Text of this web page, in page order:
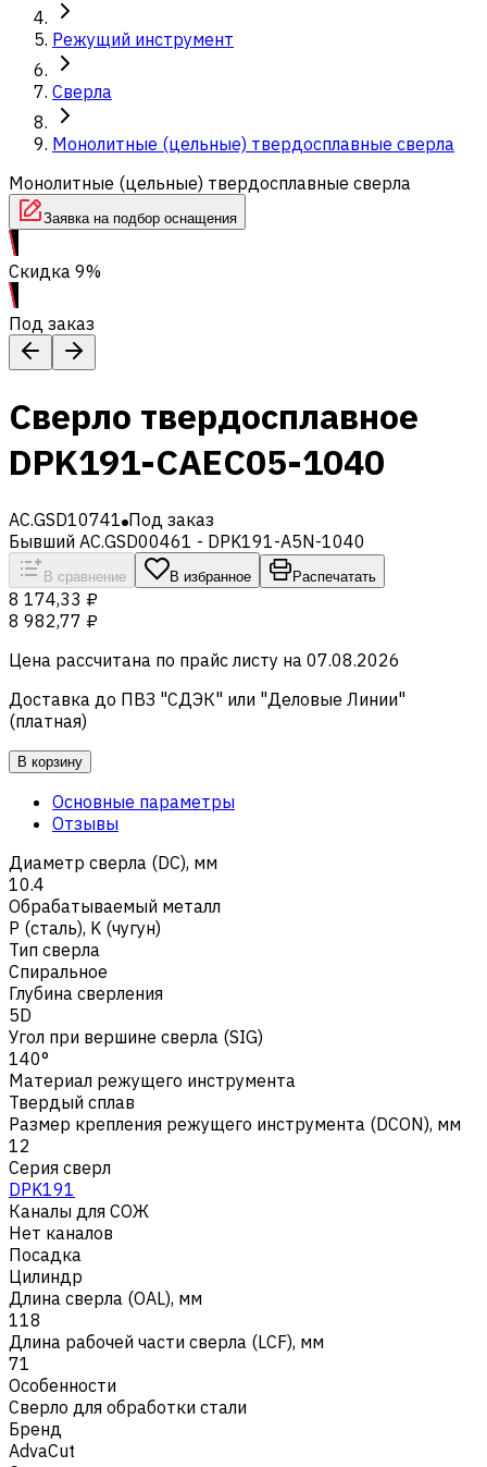
Режущий инструмент
Сверла
Монолитные (цельные) твердосплавные сверла
Монолитные (цельные) твердосплавные сверла
Заявка на подбор оснащения
Скидка 9%
Под заказ
Сверло твердосплавное
DPK191-CAEC05-1040
AC.GSD10741 Под заказ
Бывший AC.GSD00461 - DPK191-A5N-1040
В сравнение В избранное Распечатать
8 174,33 ₽
8 982,77 ₽
Цена рассчитана по прайс листу на 07.08.2026
Доставка до ПВЗ "СДЭК" или "Деловые Линии"
(платная)
В корзину
Основные параметры
Отзывы
Диаметр сверла (DC), мм
10.4
Обрабатываемый металл
Р (сталь), K (чугун)
Тип сверла
Спиральное
Глубина сверления
5D
Угол при вершине сверла (SIG)
140°
Материал режущего инструмента
Твердый сплав
Размер крепления режущего инструмента (DCON), мм
12
Серия сверл
DPK191
Каналы для СОЖ
Нет каналов
Посадка
Цилиндр
Длина сверла (OAL), мм
118
Длина рабочей части сверла (LCF), мм
71
Особенности
Сверло для обработки стали
Бренд
AdvaCut